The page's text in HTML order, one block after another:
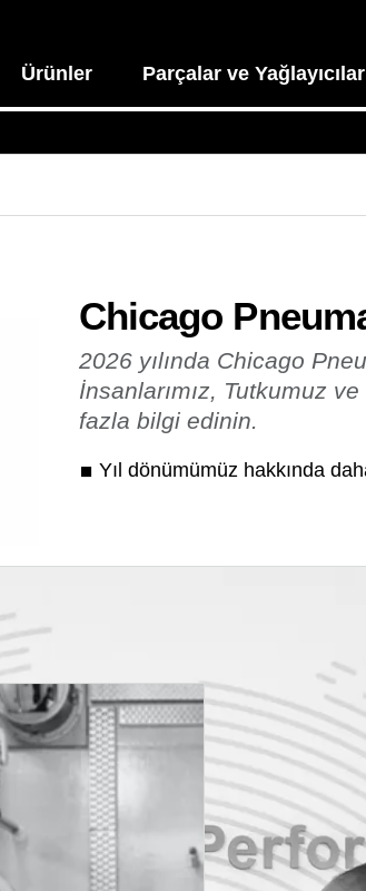
Ürünler Parçalar ve Yağlayıcılar
Chicago
2026 yılında Chicago
İnsanlarımız, Tutkumuz
fazla bilgi edinin.
Yıl dönümümüz hakkında